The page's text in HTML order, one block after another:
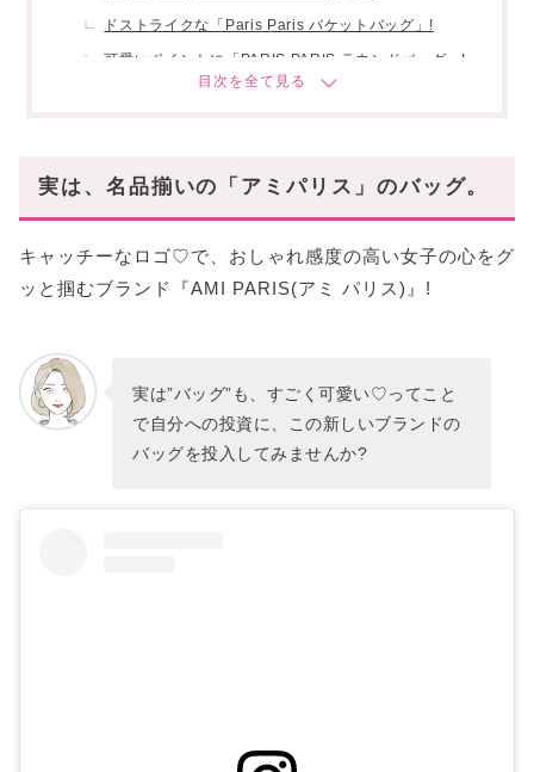
ドストライクな「Paris Paris バケットバッグ」!
可愛いポイントに「PARIS PARIS ラウンドバッグ」!
気軽に使いやすい名品バッグが「Marcel バッグ」!
スタハ編集部の「アミパリス・おすすめ財布」レ
ビュー動画も✓
手にとってみて!
実は、名品揃いの「アミパリス」のバッグ。
キャッチーなロゴ♡で、おしゃれ感度の高い女子の心をグ
ッと掴むブランド『AMI PARIS(アミ パリス)』!
実は”バッグ”も、すごく可愛い♡ってこと
で自分への投資に、この新しいブランドの
バッグを投入してみませんか?